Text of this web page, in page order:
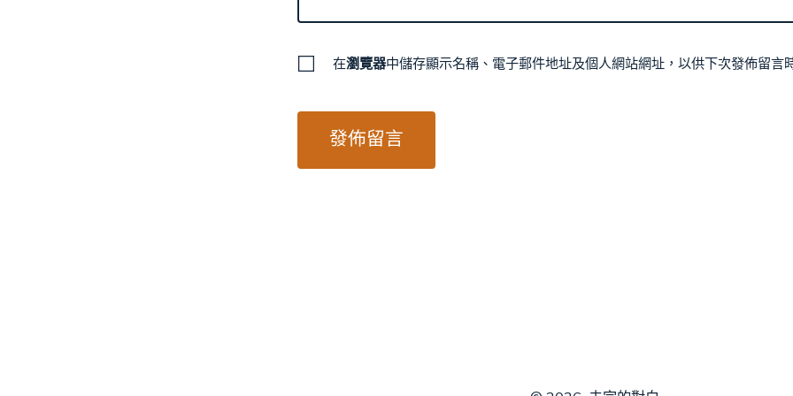
在瀏覽器中儲存顯示名稱、電子郵件地址及個人網站網址，以供下次發佈留言